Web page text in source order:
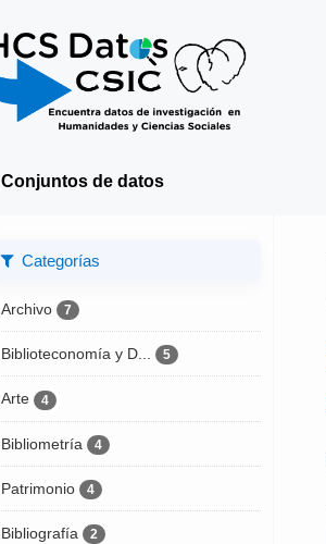
Conjuntos de datos
Categorías
Archivo 7
Biblioteconomía y D... 5
Arte 4
Bibliometría 4
Patrimonio 4
Bibliografía 2